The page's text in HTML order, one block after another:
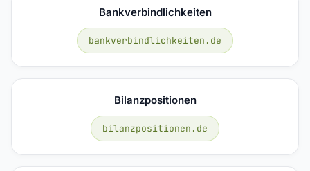
Bankverbindlichkeiten
bankverbindlichkeiten.de
Bilanzpositionen
bilanzpositionen.de